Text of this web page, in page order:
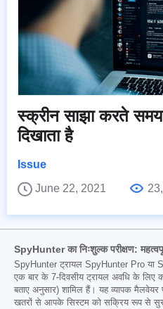
स्क्रीन साझा करते
दिखाता है
Issue
June 22, 2021
SpyHunter का निःशुल्क परीक्षण:
SpyHunter ट्रायल SpyHunter Pro
एक बार के 7-दिवसीय ट्रायल अवधि के लिए
बताए अनुसार) शामिल हैं। यह व्यापक मैलवेयर
खतरों से आपके सिस्टम को सक्रिय रूप से